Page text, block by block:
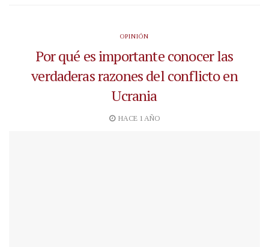
OPINIÓN
Por qué es importante conocer las
verdaderas razones del conflicto en
Ucrania
HACE 1 AÑO